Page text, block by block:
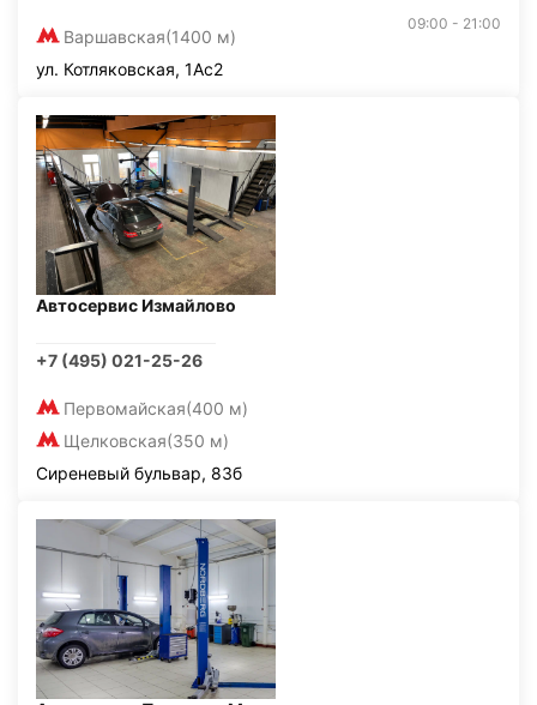
Варшавская(1400 м)
09:00 - 21:00
ул. Котляковская, 1Ас2
Автосервис Измайлово
+7 (495) 021-25-26
Первомайская(400 м)
Щелковская(350 м)
Сиреневый бульвар, 83б